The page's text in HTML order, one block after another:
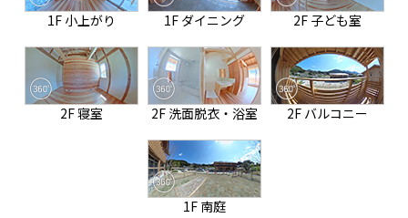
1F 小上がり 1F ダイニング 2F 子ども室
2F 寝室 2F 洗面脱衣・浴室 2F バルコニー
1F 南庭